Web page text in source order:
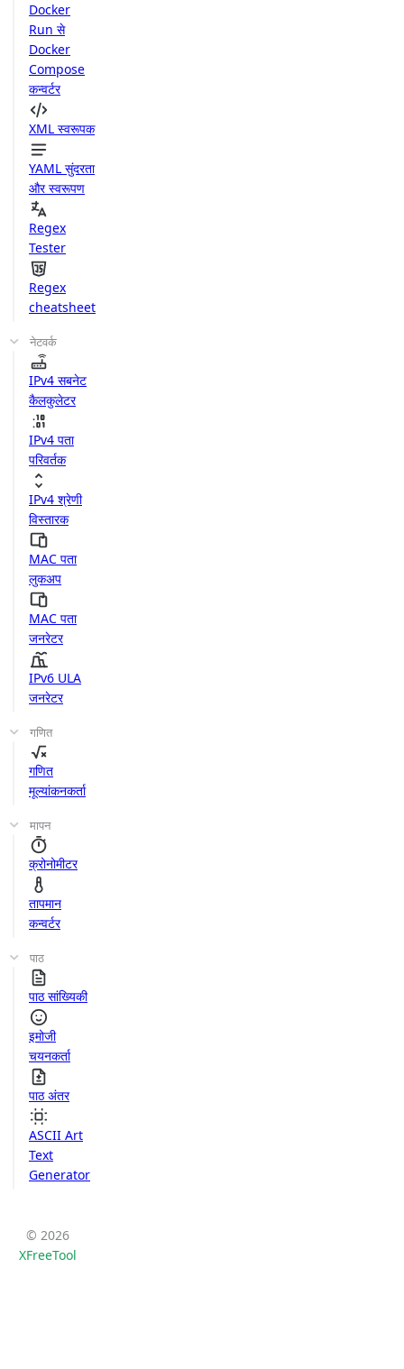
Docker
Run से
Docker
Compose
कन्वर्टर
XML स्वरूपक
YAML सुंदरता
और स्वरूपण
Regex
Tester
Regex
cheatsheet
नेटवर्क
IPv4 सबनेट
कैलकुलेटर
IPv4 पता
परिवर्तक
IPv4 श्रेणी
विस्तारक
MAC पता
लुकअप
MAC पता
जनरेटर
IPv6 ULA
जनरेटर
गणित
गणित
मूल्यांकनकर्ता
मापन
क्रोनोमीटर
तापमान
कन्वर्टर
पाठ
पाठ सांख्यिकी
इमोजी
चयनकर्ता
पाठ अंतर
ASCII Art
Text
Generator
© 2026
XFreeTool